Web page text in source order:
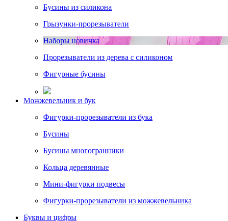
Бусины из силикона
Грызунки-прорезыватели
Наборы новичка
Прорезыватели из дерева с силиконом
Фигурные бусины
Можжевельник и бук
Фигурки-прорезыватели из бука
Бусины
Бусины многогранники
Кольца деревянные
Мини-фигурки подвесы
Фигурки-прорезыватели из можжевельника
Буквы и цифры